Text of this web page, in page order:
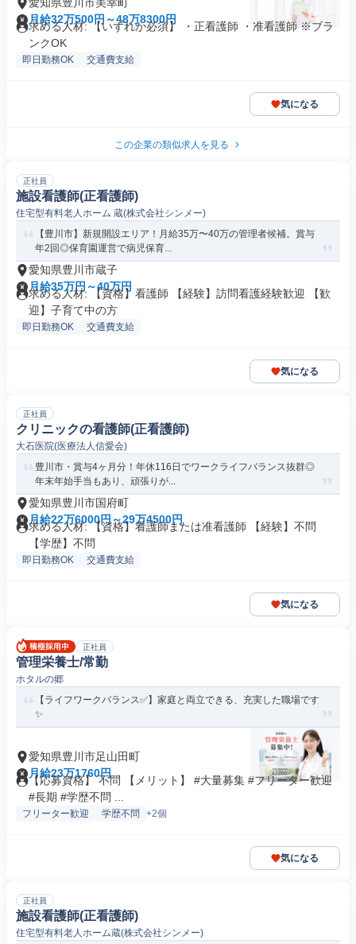
月給32万500円～48万8300円
求める人材: 【いずれか必須】 ・正看護師 ・准看護師 ※ブラ
ンクOK
即日勤務OK 交通費支給
気になる
この企業の類似求人を見る
正社員
施設看護師(正看護師)
住宅型有料老人ホーム 蔵(株式会社シンメー)
【豊川市】新規開設エリア！月給35万〜40万の管理者候補。賞与
年2回◎保育園運営で病児保育...
愛知県豊川市蔵子
月給35万円～40万円
求める人材: 【資格】看護師 【経験】訪問看護経験歓迎 【歓
迎】子育て中の方
即日勤務OK 交通費支給
気になる
正社員
クリニックの看護師(正看護師)
大石医院(医療法人信愛会)
豊川市・賞与4ヶ月分！年休116日でワークライフバランス抜群◎
年末年始手当もあり、頑張りが...
愛知県豊川市国府町
月給22万6000円～29万4500円
求める人材: 【資格】看護師または准看護師 【経験】不問
【学歴】不問
即日勤務OK 交通費支給
気になる
正社員
管理栄養士/常勤
ホタルの郷
【ライフワークバランス✅️】家庭と両立できる、充実した職場です
✨
愛知県豊川市足山田町
月給23万1760円
【応募資格】 不問 【メリット】 #大量募集 #フリーター歓迎
#長期 #学歴不問 ...
フリーター歓迎 学歴不問 +2個
気になる
正社員
施設看護師(正看護師)
住宅型有料老人ホーム蔵(株式会社シンメー)